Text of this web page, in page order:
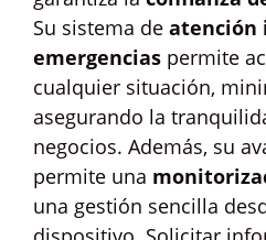
Su sistema de atención
emergencias permite
cualquier situación,
asegurando la
negocios. Además, su
permite una
una gestión sencilla